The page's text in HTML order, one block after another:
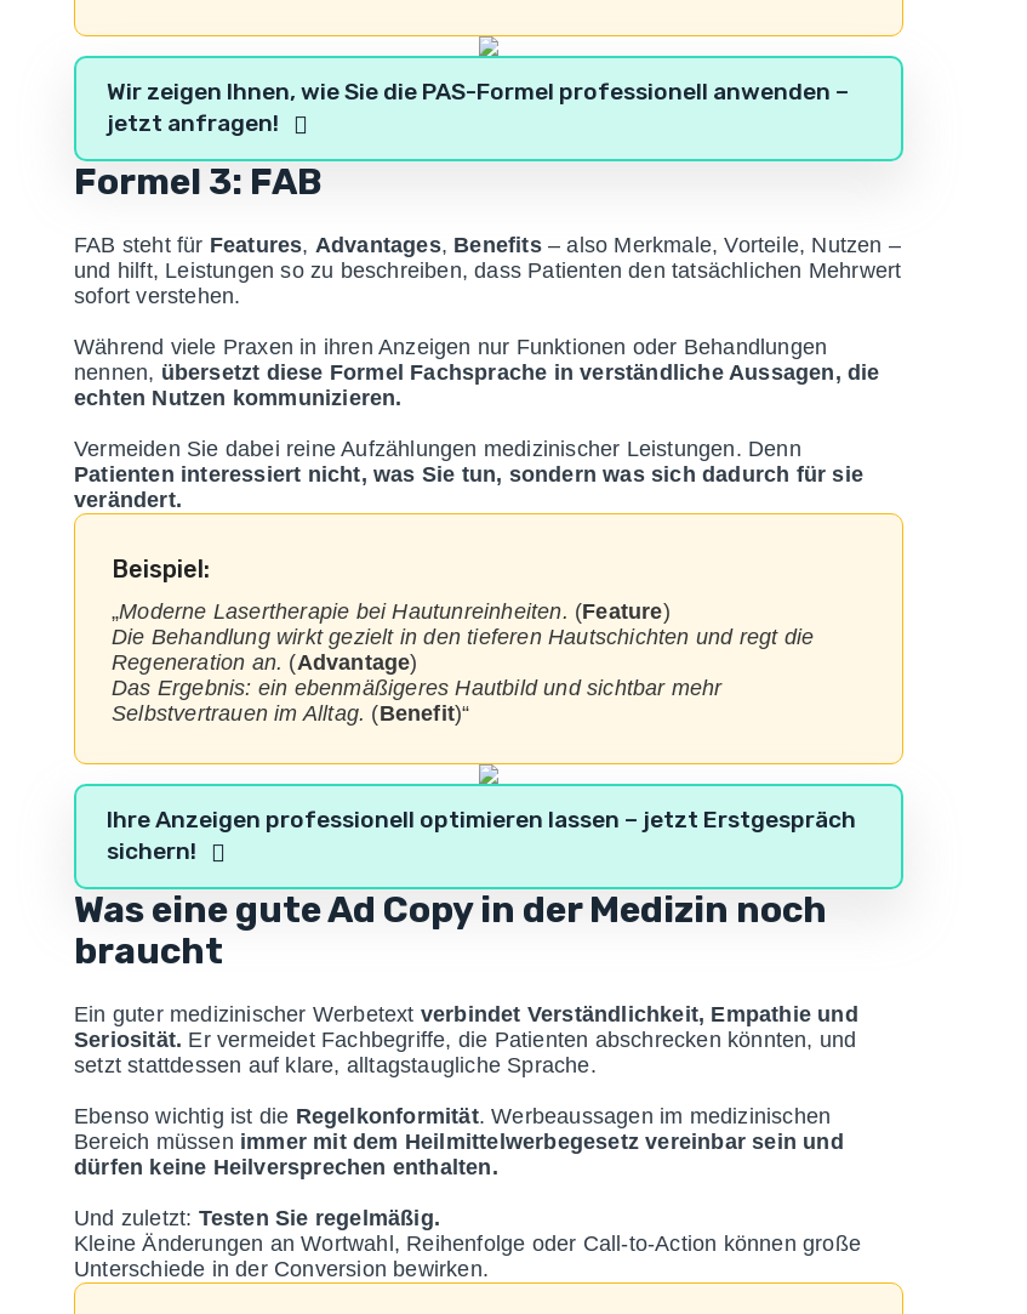
Wir zeigen Ihnen, wie Sie die PAS-Formel professionell anwenden –
jetzt anfragen!
Formel 3: FAB
FAB steht für Features, Advantages, Benefits– also Merkmale, Vorteile, Nutzen –
und hilft, Leistungen so zu beschreiben, dass Patienten den tatsächlichen Mehrwert
sofort verstehen.
Während viele Praxen in ihren Anzeigen nur Funktionen oder Behandlungen
nennen, übersetzt diese Formel Fachsprache in verständliche Aussagen, die
echten Nutzen kommunizieren.
Vermeiden Sie dabei reine Aufzählungen medizinischer Leistungen. Denn
Patienten interessiert nicht, was Sie tun, sondern was sich dadurch für sie
verändert.
Beispiel:
„Moderne Lasertherapie bei Hautunreinheiten. (Feature)
Die Behandlung wirkt gezielt in den tieferen Hautschichten und regt die
Regeneration an. (Advantage)
Das Ergebnis: ein ebenmäßigeres Hautbild und sichtbar mehr
Selbstvertrauen im Alltag. (Benefit)“
Ihre Anzeigen professionell optimieren lassen – jetzt Erstgespräch
sichern!
Was eine gute Ad Copy in der Medizin noch
braucht
Ein guter medizinischer Werbetext verbindet Verständlichkeit, Empathie und
Seriosität. Er vermeidet Fachbegriffe, die Patienten abschrecken könnten, und
setzt stattdessen auf klare, alltagstaugliche Sprache.
Ebenso wichtig ist die Regelkonformität. Werbeaussagen im medizinischen
Bereich müssen immer mit dem Heilmittelwerbegesetz vereinbar sein und
dürfen keine Heilversprechen enthalten.
Und zuletzt: Testen Sie regelmäßig.
Kleine Änderungen an Wortwahl, Reihenfolge oder Call-to-Action können große
Unterschiede in der Conversion bewirken.